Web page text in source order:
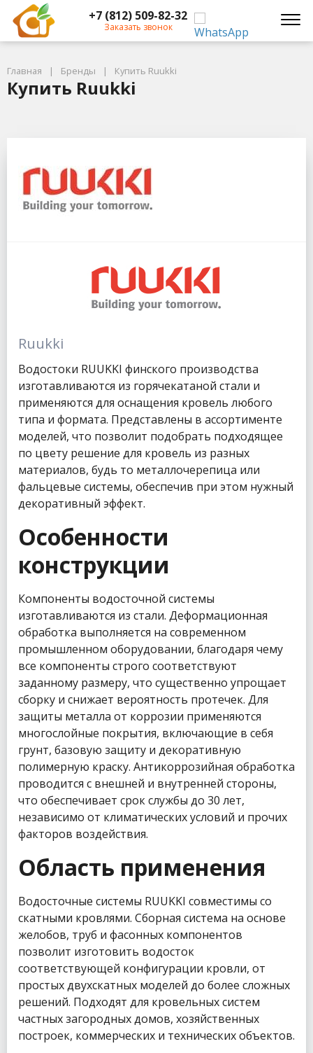
+7 (812) 509-82-32
Заказать звонок
Главная Бренды Купить Ruukki
Купить Ruukki
Ruukki
Водостоки RUUKKI финского производства
изготавливаются из горячекатаной стали и
применяются для оснащения кровель любого
типа и формата. Представлены в ассортименте
моделей, что позволит подобрать подходящее
по цвету решение для кровель из разных
материалов, будь то металлочерепица или
фальцевые системы, обеспечив при этом нужный
декоративный эффект.
Особенности
конструкции
Компоненты водосточной системы
изготавливаются из стали. Деформационная
обработка выполняется на современном
промышленном оборудовании, благодаря чему
все компоненты строго соответствуют
заданному размеру, что существенно упрощает
сборку и снижает вероятность протечек. Для
защиты металла от коррозии применяются
многослойные покрытия, включающие в себя
грунт, базовую защиту и декоративную
полимерную краску. Антикоррозийная обработка
проводится с внешней и внутренней стороны,
что обеспечивает срок службы до 30 лет,
независимо от климатических условий и прочих
факторов воздействия.
Область применения
Водосточные системы RUUKKI совместимы со
скатными кровлями. Сборная система на основе
желобов, труб и фасонных компонентов
позволит изготовить водосток
соответствующей конфигурации кровли, от
простых двухскатных моделей до более сложных
решений. Подходят для кровельных систем
частных загородных домов, хозяйственных
построек, коммерческих и технических объектов.